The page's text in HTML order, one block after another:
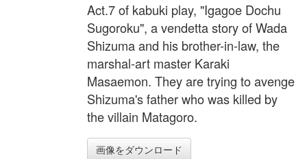
Act.7 of kabuki play, "Igagoe Dochu
Sugoroku", a vendetta story of Wada
Shizuma and his brother-in-law, the
marshal-art master Karaki
Masaemon. They are trying to avenge
Shizuma's father who was killed by
the villain Matagoro.
画像をダウンロード